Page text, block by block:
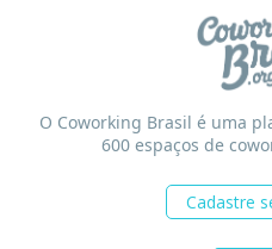
O Coworking Brasil é uma
600 espaços de
Cadastre